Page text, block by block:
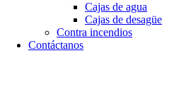
Cajas de agua
Cajas de desagüe
Contra incendios
Contáctanos